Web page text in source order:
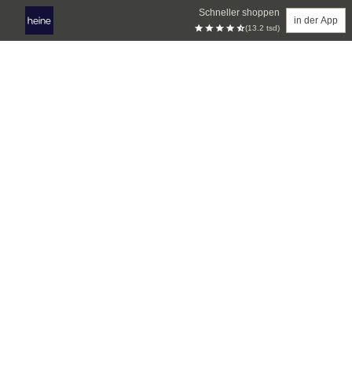
Schneller shoppen
(13.2 tsd)
in der App